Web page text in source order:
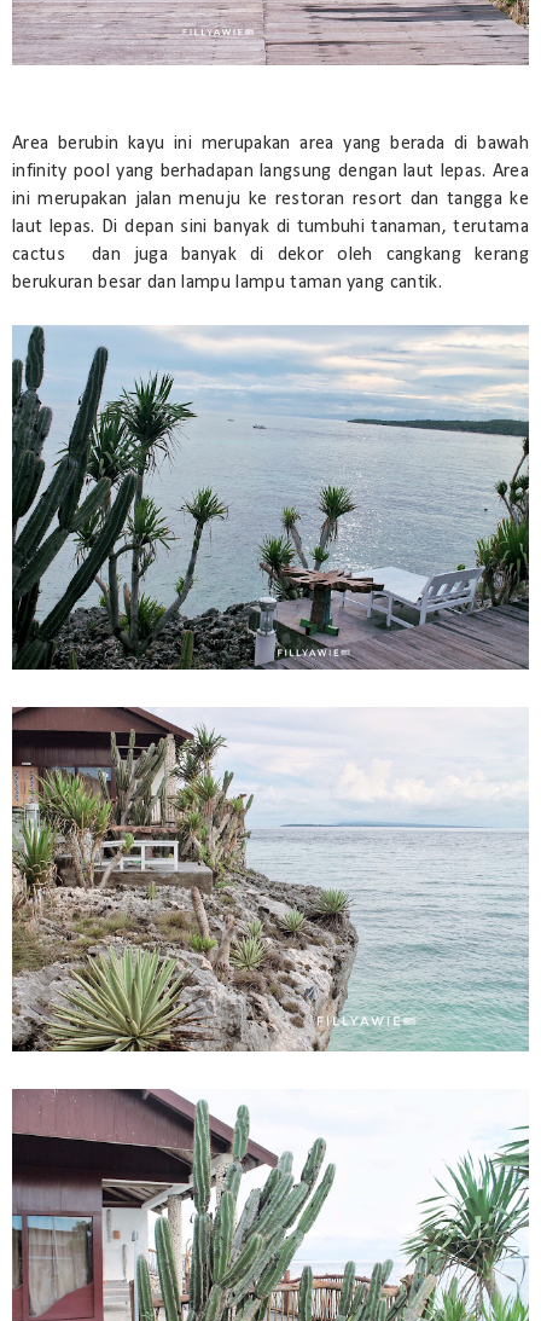
Area berubin kayu ini merupakan area yang berada di bawah
infinity pool yang berhadapan langsung dengan laut lepas. Area
ini merupakan jalan menuju ke restoran resort dan tangga ke
laut lepas. Di depan sini banyak di tumbuhi tanaman, terutama
cactus dan juga banyak di dekor oleh cangkang kerang
berukuran besar dan lampu lampu taman yang cantik.